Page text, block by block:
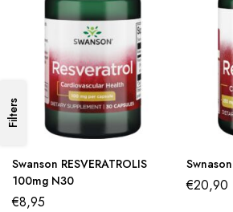
Filters
Swanson RESVERATROLIS
100mg N30
€8,95
€20,90